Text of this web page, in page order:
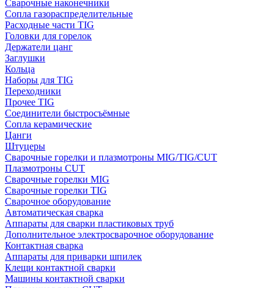
Сварочные наконечники
Сопла газораспределительные
Расходные части TIG
Головки для горелок
Держатели цанг
Заглушки
Кольца
Наборы для TIG
Переходники
Прочее TIG
Соединители быстросъёмные
Сопла керамические
Цанги
Штуцеры
Сварочные горелки и плазмотроны MIG/TIG/CUT
Плазмотроны CUT
Сварочные горелки MIG
Сварочные горелки TIG
Сварочное оборудование
Автоматическая сварка
Аппараты для сварки пластиковых труб
Дополнительное электросварочное оборудование
Контактная сварка
Аппараты для приварки шпилек
Клещи контактной сварки
Машины контактной сварки